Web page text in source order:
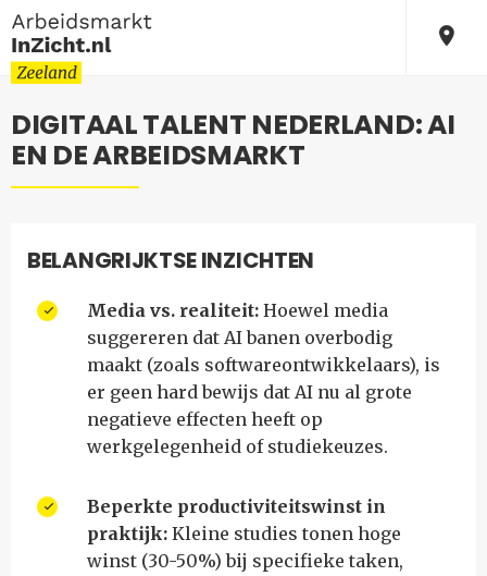
DIGITAAL TALENT NEDERLAND: AI
EN DE ARBEIDSMARKT
BELANGRIJKTSE INZICHTEN
Media vs. realiteit: Hoewel media
suggereren dat AI banen overbodig
maakt (zoals softwareontwikkelaars), is
er geen hard bewijs dat AI nu al grote
negatieve effecten heeft op
werkgelegenheid of studiekeuzes.
Beperkte productiviteitswinst in
praktijk: Kleine studies tonen hoge
winst (30-50%) bij specifieke taken,